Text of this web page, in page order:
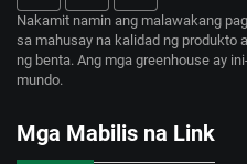
Nakamit namin ang malawakang
sa mahusay na kalidad ng produkto
ng benta. Ang mga greenhouse ay
mundo.
Mga Mabilis na Link